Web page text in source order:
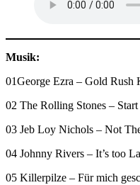
Musik:
01George Ezra – Gold Rush
02 The Rolling Stones –
03 Jeb Loy Nichols ­– Not
04 Johnny Rivers – It’s too
05 Killerpilze – Für mich